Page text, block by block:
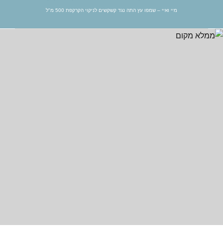
מיי ואיי – שמפו עץ התה נגד קשקשים לניקוי הקרקפת 500 מ"ל